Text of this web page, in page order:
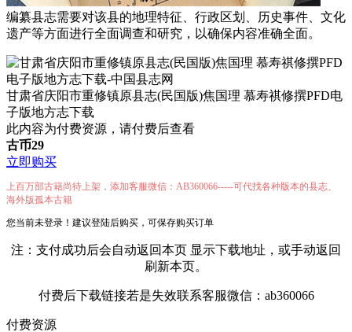
编纂县志需要对该县的地理特征、行政区划、历史事件、文化
遗产等方面进行全面调查和研究，以确保内容准确全面。
甘肃省庆阳市重修镇原县志(民国版)焦国理 慕寿祺修撰PFD电
子版地方志下载
此内容为付费资源，请付费后查看
古币29
立即购买
上百万部古籍尚待上架，添加客服微信：AB360066-----可代找各种版本的县志、
海外版孤本古籍
您当前未登录！建议登陆后购买，可保存购买订单
注：支付成功后会自动返回本页 显示下载地址，或手动返回
刷新本页。
付费后下载链接若是失效联系客服微信：ab360066
付费资源